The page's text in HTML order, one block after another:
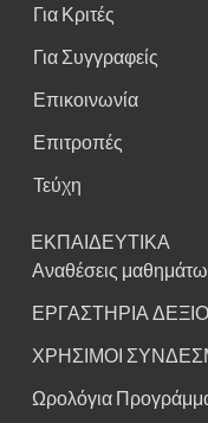
Για Κριτές
Για Συγγραφείς
Επικοινωνία
Επιτροπές
Τεύχη
ΕΚΠΑΙΔΕΥΤΙΚΑ
Αναθέσεις
ΕΡΓΑΣΤΗΡΙΑ
ΧΡΗΣΙΜΟΙ
Ωρολόγια